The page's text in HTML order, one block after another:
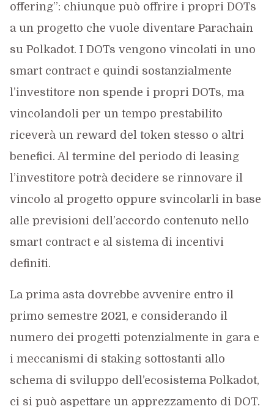
offering”: chiunque può offrire i propri DOTs
a un progetto che vuole diventare Parachain
su Polkadot. I DOTs vengono vincolati in uno
smart contract e quindi sostanzialmente
l’investitore non spende i propri DOTs, ma
vincolandoli per un tempo prestabilito
riceverà un reward del token stesso o altri
benefici. Al termine del periodo di leasing
l’investitore potrà decidere se rinnovare il
vincolo al progetto oppure svincolarli in base
alle previsioni dell’accordo contenuto nello
smart contract e al sistema di incentivi
definiti.
La prima asta dovrebbe avvenire entro il
primo semestre 2021, e considerando il
numero dei progetti potenzialmente in gara e
i meccanismi di staking sottostanti allo
schema di sviluppo dell’ecosistema Polkadot,
ci si può aspettare un apprezzamento di DOT.